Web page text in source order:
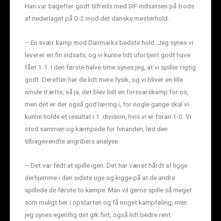
Han var bagefter godt tilfreds med SIF-indsatsen på trods
af nederlaget på 0-2 mod det danske mesterhold.
– En svær kamp mod Danmarks bedste hold. Jeg synes vi
leverer en fin indsats, og vi kunne lidt ufortjent godt have
fået 1-1. I den første halve time synes jeg, at vi spiller rigtig
godt. Derefter har de lidt mere fysik, og vi bliver en lille
smule trætte, så ja, det blev lidt en forsvarskamp for os,
men det er der også god læring i, for nogle gange skal vi
kunne holde et resultat i 1. division, hvis vi er foran 1-0. Vi
stod sammen og kæmpede for hinanden, lød den
tilbagevendte angribers analyse.
– Det var fedt at spille igen. Det har været hårdt at ligge
derhjemme i den sidste uge og kigge på at de andre
spillede de første to kampe. Man vil gerne spille så meget
som muligt her i opstarten og få noget kampføling, men
jeg synes egentlig det gik fint, også lidt bedre rent